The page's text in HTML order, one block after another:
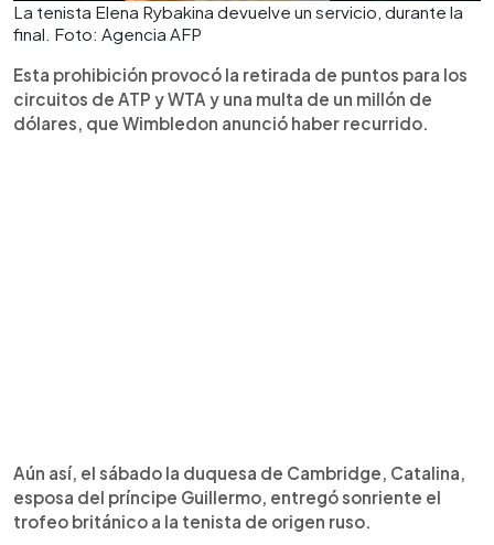
La tenista Elena Rybakina devuelve un servicio, durante la
final. Foto: Agencia AFP
Esta prohibición provocó la retirada de puntos para los
circuitos de ATP y WTA y una multa de un millón de
dólares, que Wimbledon anunció haber recurrido.
Aún así, el sábado la duquesa de Cambridge, Catalina,
esposa del príncipe Guillermo, entregó sonriente el
trofeo británico a la tenista de origen ruso.